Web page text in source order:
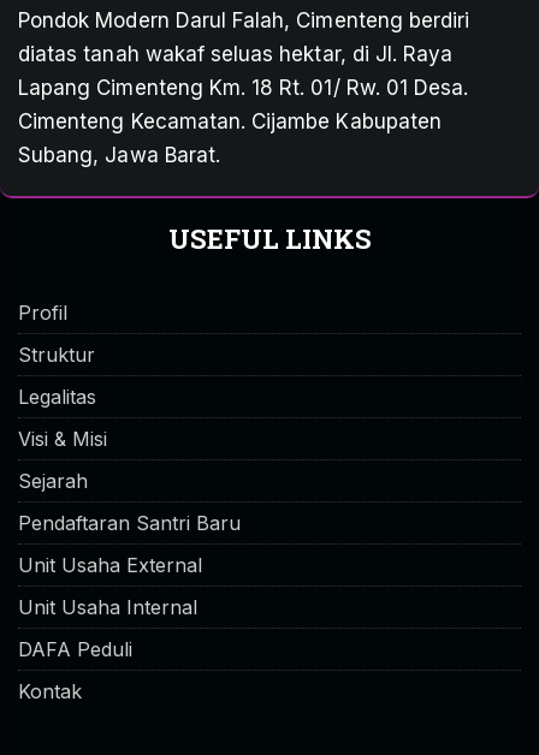
Pondok Modern Darul Falah, Cimenteng berdiri
diatas tanah wakaf seluas hektar, di Jl. Raya
Lapang Cimenteng Km. 18 Rt. 01/ Rw. 01 Desa.
Cimenteng Kecamatan. Cijambe Kabupaten
Subang, Jawa Barat.
USEFUL LINKS
Profil
Struktur
Legalitas
Visi & Misi
Sejarah
Pendaftaran Santri Baru
Unit Usaha External
Unit Usaha Internal
DAFA Peduli
Kontak